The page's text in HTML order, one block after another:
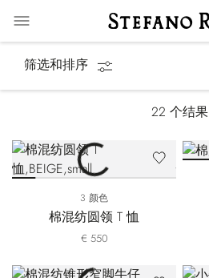
筛选和排序
22 个结果
3 颜色
棉混纺圆领 T 恤
€ 550